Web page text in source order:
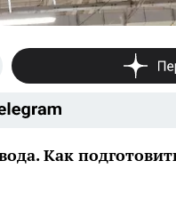
Как